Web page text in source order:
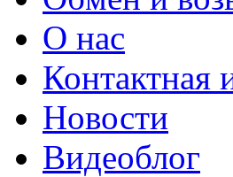
О нас
Контактная
Новости
Видеоблог